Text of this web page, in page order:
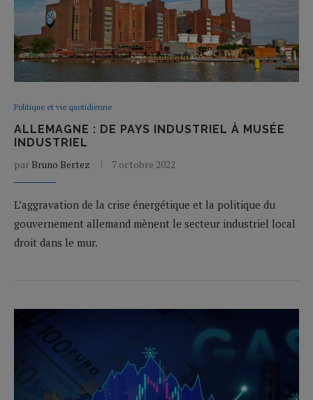
Politique et vie quotidienne
ALLEMAGNE : DE PAYS INDUSTRIEL À MUSÉE
INDUSTRIEL
par Bruno Bertez 7 octobre 2022
L’aggravation de la crise énergétique et la politique du
gouvernement allemand mènent le secteur industriel local
droit dans le mur.